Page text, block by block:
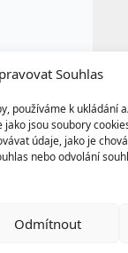
Souhlas
používáme k ukládání
jsou soubory
údaje, jako je
nebo odvolání
Odmítnout
práv a